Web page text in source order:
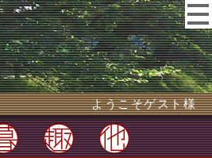
ようこそゲスト様